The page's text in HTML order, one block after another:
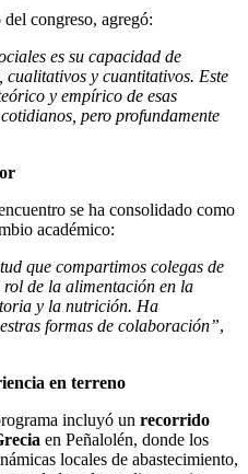
congreso, agregó:
es su capacidad de
y cuantitativos. Este
y empírico de esas
pero profundamente
se ha consolidado como
académico:
que compartimos colegas de
rol de la alimentación en la
y la nutrición. Ha
formas de colaboración”,
en terreno
incluyó un recorrido
en Peñalolén, donde los
locales de abastecimiento,